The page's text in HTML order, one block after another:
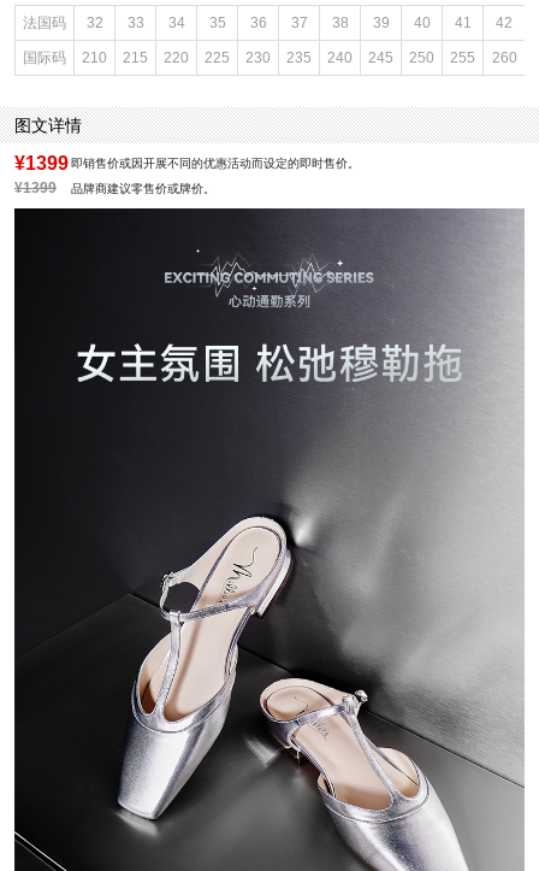
前掌高度：1CM
款式季节：夏季
配跟：无
鞋垫材质：羊皮革
风格分类：休闲凉鞋
鞋头款式：方头
参考鞋长(女)：25.5CM
制鞋工艺：胶贴皮鞋
跟高数值：2CM
性别：女子
皮质特征：牛皮革
里料材质：羊皮革
所在区域：电子商务
跟高范围：低跟鞋（小于3CM）
风格：简约
法国码 32 33 34 35 36 37 38 39 40 41 42
国际码 210 215 220 225 230 235 240 245 250 255 260
图文详情
¥1399 即销售价或因开展不同的优惠活动而设定的即时售价。
¥1399 品牌商建议零售价或牌价。